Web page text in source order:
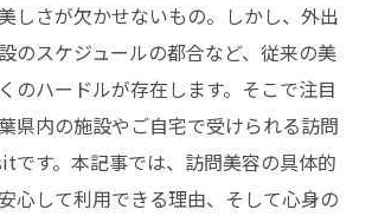
しさが欠かせないもの。しかし、外出
のスケジュールの都合など、従来の美
のハードルが存在します。そこで注目
県内の施設やご自宅で受けられる訪問
です。本記事では、訪問美容の具体的
心して利用できる理由、そして心身の